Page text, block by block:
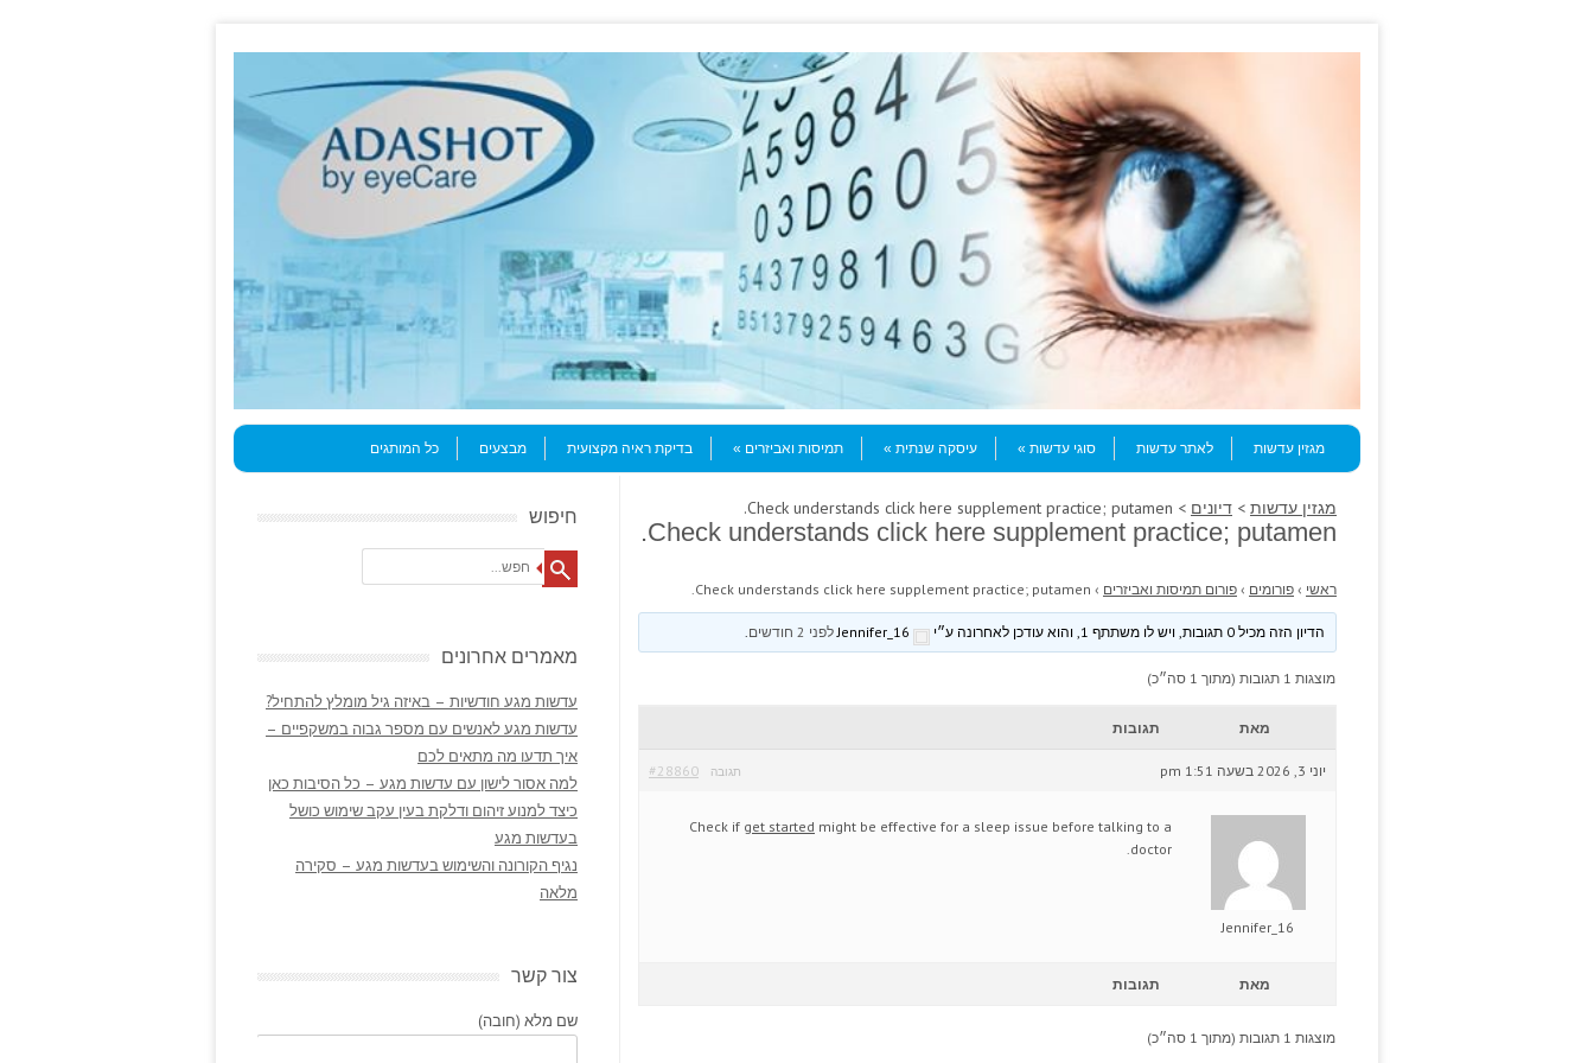
Menu
Skip to content
מגזין עדשות
לאתר עדשות סוגי עדשות עיסקה שנתית תמיסות ואביזרים בדיקת ראיה מקצועית מבצעים כל המותגים
מגזין עדשות > דיונים > Check understands click here supplement practice; putamen.
Check understands click here supplement practice; putamen.
ראשי › פורומים › פורום תמיסות ואביזרים ›
Check understands click here supplement practice; putamen.
הדיון הזה מכיל 0 תגובות, ויש לו משתתף 1, והוא עודכן לאחרונה ע״י לפני 2 חודשים
מוצגות 1 תגובות (מתוך 1 סה״כ)
מאת תגובות
יוני 3, 2026 בשעה 1:51 pm #28860 תגובה
Jennifer_16
Check if get started might be effective for a sleep issue before talking to a
doctor.
מאת תגובות
מוצגות 1 תגובות (מתוך 1 סה״כ)
חיפוש
Search
מאמרים אחרונים
עדשות מגע חודשיות – באיזה גיל מומלץ להתחיל?
עדשות מגע לאנשים עם מספר גבוה במשקפיים –
איך תדעו מה מתאים לכם
למה אסור לישון עם עדשות מגע – כל הסיבות כאן
כיצד למנוע זיהום ודלקת בעין עקב שימוש כושל
בעדשות מגע
נגיף הקורונה והשימוש בעדשות מגע – סקירה
מלאה
צור קשר
שם מלא (חובה)